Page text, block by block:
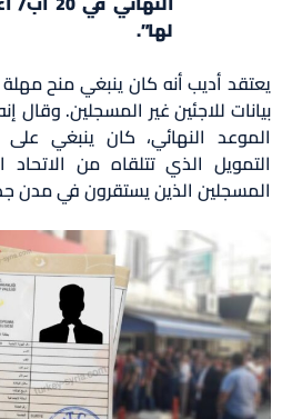
لها”.
يعتقد أديب أنه كان ينبغي منح
بيانات للاجئين غير المسجلين.
الموعد النهائي، كان ينبغي
التمويل الذي تتلقاه من الاتحاد
المسجلين الذين يستقرون في مدن